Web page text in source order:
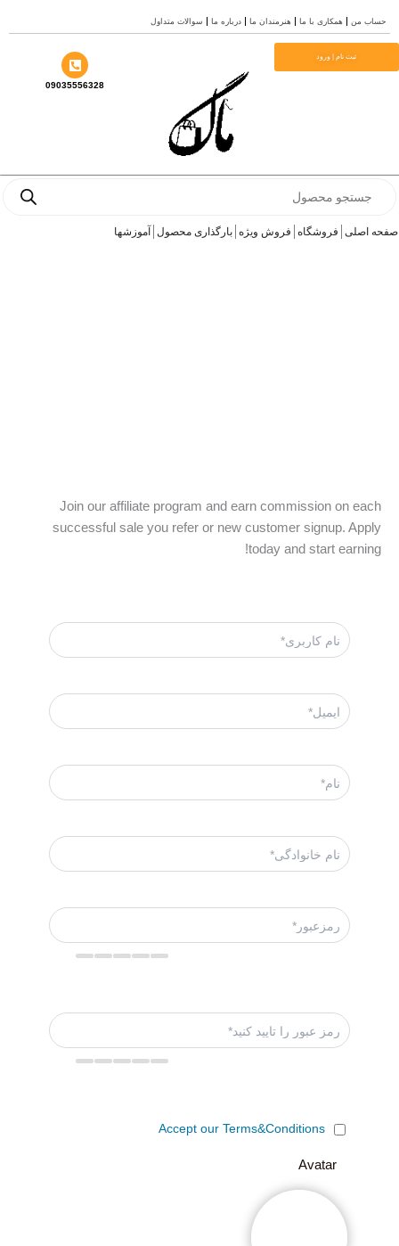
به
حساب من همکاری با ما هنرمندان ما درباره ما سوالات متداول
ثبت نام | ورود
09035556328
search
صفحه اصلی فروشگاه فروش ویژه بارگذاری محصول آموزشها
Join our affiliate program and earn commission on each
successful sale you refer or new customer signup. Apply
today and start earning!
Accept our Terms&Conditions
Avatar